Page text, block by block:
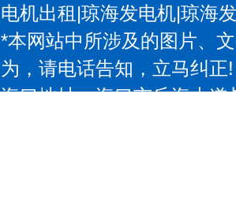
电机出租|琼海发电机|琼海
*本网站中所涉及的图片、
为，请电话告知，立马纠
海口地址：海口市丘海大